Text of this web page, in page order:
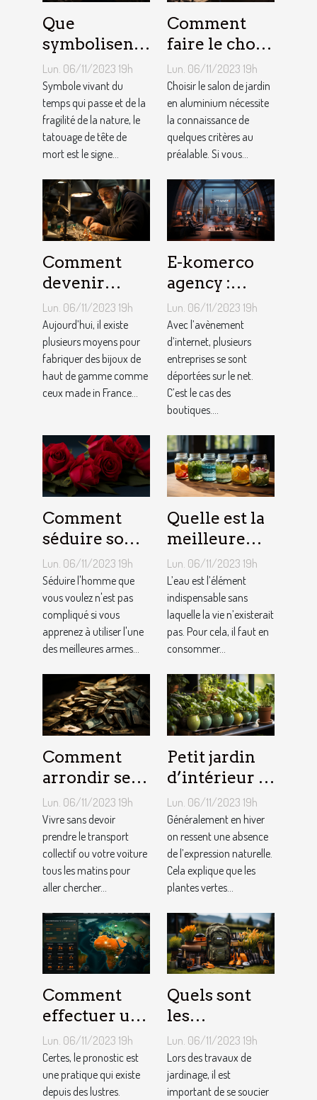
Que
symbolisent
les Tatouages
Têtes de
Mort ?
Lun. 06/11/2023 19h
Symbole vivant du
temps qui passe et de la
fragilité de la nature, le
tatouage de tête de
mort est le signe...
Comment
faire le choix
d’un salon de
jardin en
aluminium ?
Lun. 06/11/2023 19h
Choisir le salon de jardin
en aluminium nécessite
la connaissance de
quelques critères au
préalable. Si vous...
Comment
devenir
bijoutier-
joaillier ?
Lun. 06/11/2023 19h
Aujourd’hui, il existe
plusieurs moyens pour
fabriquer des bijoux de
haut de gamme comme
ceux made in France...
E-komerco
agency :
qu’est-ce que
c’est ?
Lun. 06/11/2023 19h
Avec l’avènement
d’internet, plusieurs
entreprises se sont
déportées sur le net.
C’est le cas des
boutiques....
Comment
séduire son
homme ?
Lun. 06/11/2023 19h
Séduire l'homme que
vous voulez n'est pas
compliqué si vous
apprenez à utiliser l'une
des meilleures armes...
Quelle est la
meilleure
quantité
d’eau qu’il
faut au
quotidien ?
Lun. 06/11/2023 19h
L’eau est l’élément
indispensable sans
laquelle la vie n’existerait
pas. Pour cela, il faut en
consommer...
Comment
arrondir ses
fins du mois
avec
l’internet ?
Lun. 06/11/2023 19h
Vivre sans devoir
prendre le transport
collectif ou votre voiture
tous les matins pour
aller chercher...
Petit jardin
d’intérieur :
comment en
créer chez
soi ?
Lun. 06/11/2023 19h
Généralement en hiver
on ressent une absence
de l’expression naturelle.
Cela explique que les
plantes vertes...
Comment
effectuer un
pronostic en
ligne ?
Lun. 06/11/2023 19h
Certes, le pronostic est
une pratique qui existe
depuis des lustres.
Quels sont
les
équipements
pour le
jardinage ?
Lun. 06/11/2023 19h
Lors des travaux de
jardinage, il est
important de se soucier